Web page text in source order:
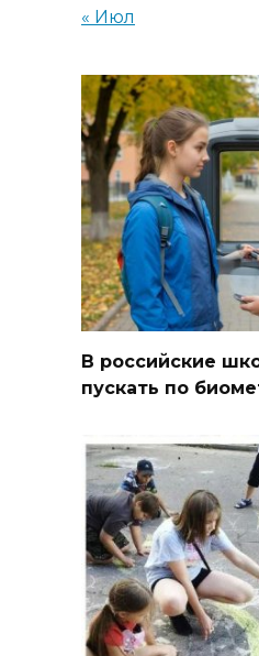
« Июл
В российские
пускать по